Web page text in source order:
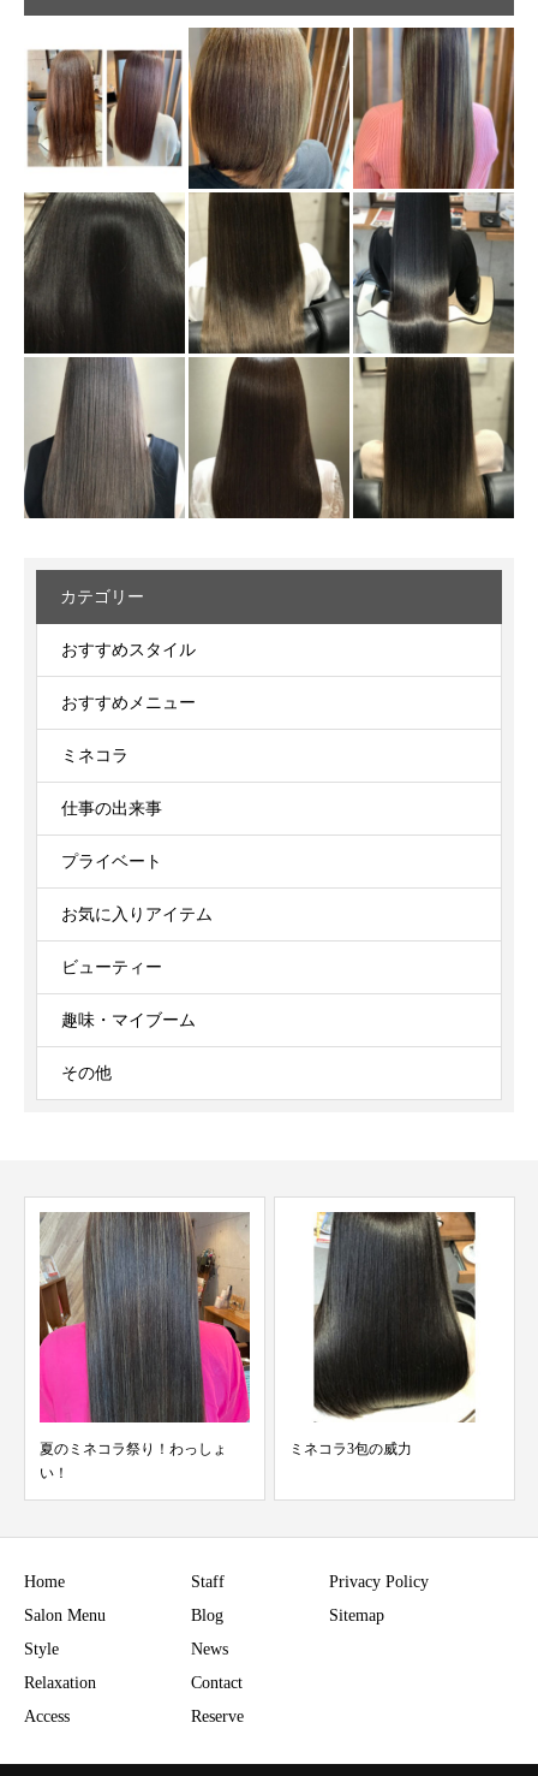
カテゴリー
おすすめスタイル
おすすめメニュー
ミネコラ
仕事の出来事
プライベート
お気に入りアイテム
ビューティー
趣味・マイブーム
その他
夏のミネコラ祭り！わっしょ
い！
ミネコラ3包の威力
Home
Salon Menu
Style
Relaxation
Access
Staff
Blog
News
Contact
Reserve
Privacy Policy
Sitemap